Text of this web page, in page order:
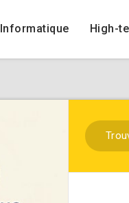
Informatique High-